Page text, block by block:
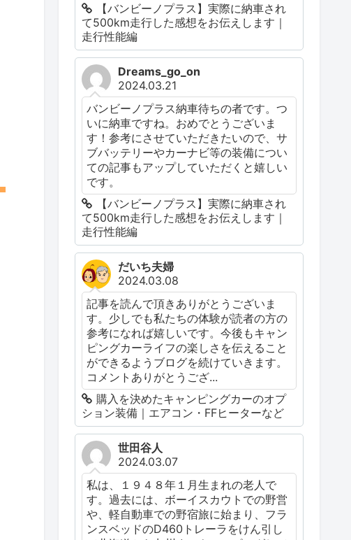
【バンビーノプラス】実際に納車され
て500km走行した感想をお伝えします｜
走行性能編
Dreams_go_on
2024.03.21
バンビーノプラス納車待ちの者です。つ
いに納車ですね。おめでとうございま
す！参考にさせていただきたいので、サ
ブバッテリーやカーナビ等の装備につい
ての記事もアップしていただくと嬉しい
です。
【バンビーノプラス】実際に納車され
て500km走行した感想をお伝えします｜
走行性能編
だいち夫婦
2024.03.08
記事を読んで頂きありがとうございま
す。少しでも私たちの体験が読者の方の
参考になれば嬉しいです。今後もキャン
ピングカーライフの楽しさを伝えること
ができるようブログを続けていきます。
コメントありがとうござ...
購入を決めたキャンピングカーのオプ
ション装備｜エアコン・FFヒーターなど
世田谷人
2024.03.07
私は、１９４８年１月生まれの老人で
す。過去には、ボーイスカウトでの野営
や、軽自動車での野宿旅に始まり、フラ
ンスベッドのD460トレーラをけん引し